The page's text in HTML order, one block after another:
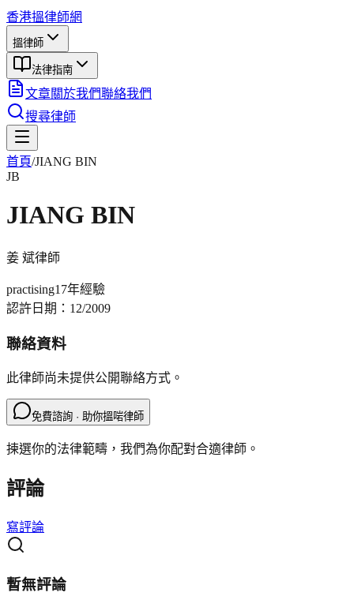
香港搵律師網
搵律師
法律指南
文章關於我們聯絡我們
搜尋律師
首頁/JIANG BIN
JB
JIANG BIN
姜 斌律師
practising17年經驗
認許日期： 12/2009
聯絡資料
此律師尚未提供公開聯絡方式。
免費諮詢 · 助你搵啱律師
揀選你的法律範疇，我們為你配對合適律師。
評論
寫評論
暫無評論